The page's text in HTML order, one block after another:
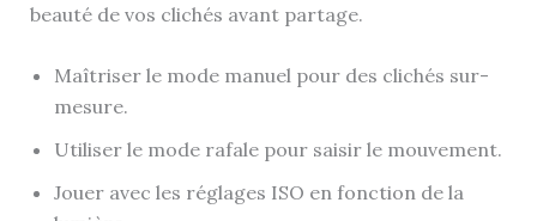
beauté de vos clichés avant partage.
Maîtriser le mode manuel pour des clichés sur-
mesure.
Utiliser le mode rafale pour saisir le mouvement.
Jouer avec les réglages ISO en fonction de la